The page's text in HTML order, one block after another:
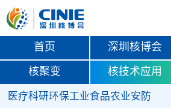
首页 深圳核博会
核聚变 核技术应用
医疗科研环保工业食品农业安防